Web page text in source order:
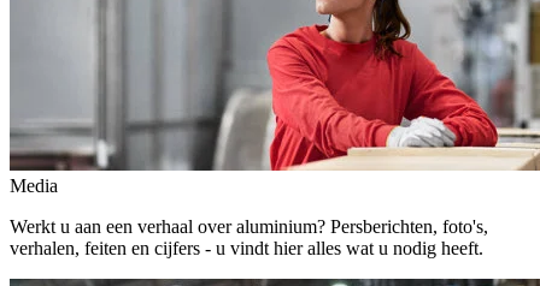
Media
Werkt u aan een verhaal over aluminium? Persberichten, foto's,
verhalen, feiten en cijfers - u vindt hier alles wat u nodig heeft.